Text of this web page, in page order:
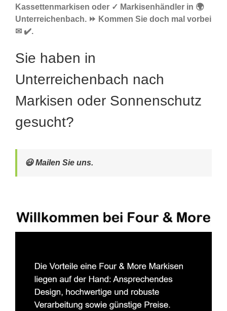
Kassettenmarkisen oder ✓ Markisenhändler in 🌍
Unterreichenbach. ⏩ Kommen Sie doch mal vorbei
✉ ✔️.
Sie haben in
Unterreichenbach nach
Markisen oder Sonnenschutz
gesucht?
😃 Mailen Sie uns.